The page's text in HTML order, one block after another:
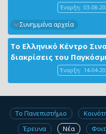
Έναρξη: 03-08-
Συνημμένα αρχεία
Το Ελληνικό Κέντρο
διακρίσεις του
Έναρξη: 14-04-
Το Πανεπιστήμιο
Έρευνα
Νέα